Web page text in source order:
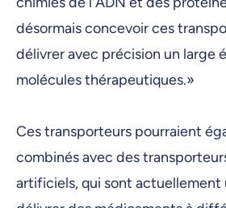
désormais concevoir ces
délivrer avec précision un large
molécules thérapeutiques.»
Ces transporteurs pourraient
combinés avec des
artificiels, qui sont actuellement